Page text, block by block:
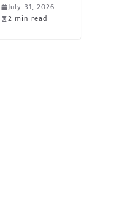
July 31, 2026
2 min read